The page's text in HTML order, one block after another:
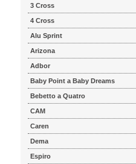
3 Cross
4 Cross
Alu Sprint
Arizona
Adbor
Baby Point a Baby Dreams
Bebetto a Quatro
CAM
Caren
Dema
Espiro